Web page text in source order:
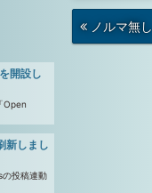
開設し
Open
新しまし
投稿連動
次
の
投
ノルマ無し